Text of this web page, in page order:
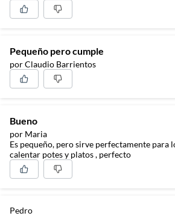
Pequeño pero cumple
por Claudio Barrientos
Bueno
por Maria
Es pequeño, pero sirve perfectamente para
calentar potes y platos , perfecto
Pedro